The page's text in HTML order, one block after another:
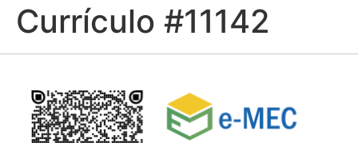
Currículo #11142